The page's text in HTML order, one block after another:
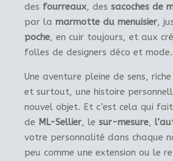
des fourreaux, des sacoches de
par la marmotte du menuisier,
poche, en cuir toujours, et aux
folles de designers déco et mode.
Une aventure pleine de sens, riche
et surtout, une histoire
nouvel objet. Et c’est cela qui
de ML-Sellier, le sur-mesure,
votre personnalité dans chaque
peu comme une extension ou le